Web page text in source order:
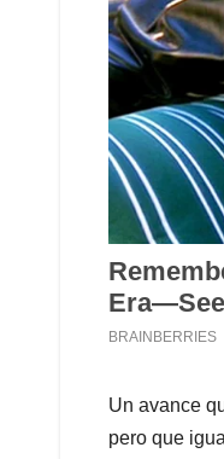
Un avance
pero que